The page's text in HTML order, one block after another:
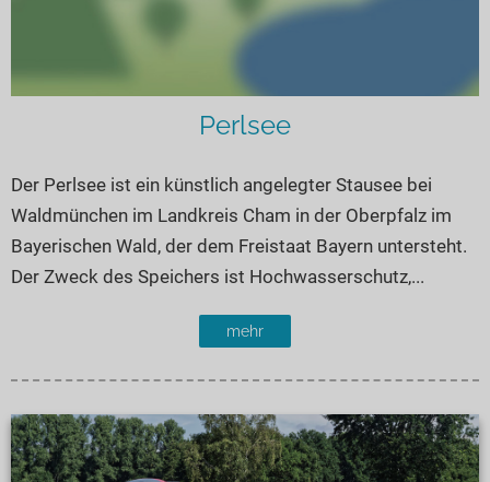
Perlsee
Der Perlsee ist ein künstlich angelegter Stausee bei
Waldmünchen im Landkreis Cham in der Oberpfalz im
Bayerischen Wald, der dem Freistaat Bayern untersteht.
Der Zweck des Speichers ist Hochwasserschutz,...
mehr